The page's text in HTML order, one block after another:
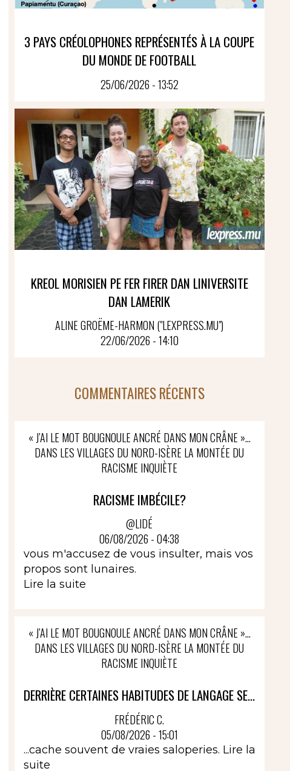
3 PAYS CRÉOLOPHONES REPRÉSENTÉS À LA COUPE
DU MONDE DE FOOTBALL
25/06/2026 - 13:52
KREOL MORISIEN PE FER FIRER DAN LINIVERSITE
DAN LAMERIK
ALINE GROËME-HARMON ("LEXPRESS.MU")
22/06/2026 - 14:10
COMMENTAIRES RÉCENTS
« J’AI LE MOT BOUGNOULE ANCRÉ DANS MON CRÂNE »…
DANS LES VILLAGES DU NORD-ISÈRE LA MONTÉE DU
RACISME INQUIÈTE
RACISME IMBÉCILE?
@LIDÉ
06/08/2026 - 04:38
vous m'accusez de vous insulter, mais vos
propos sont lunaires.
Lire la suite
« J’AI LE MOT BOUGNOULE ANCRÉ DANS MON CRÂNE »…
DANS LES VILLAGES DU NORD-ISÈRE LA MONTÉE DU
RACISME INQUIÈTE
DERRIÈRE CERTAINES HABITUDES DE LANGAGE SE...
FRÉDÉRIC C.
05/08/2026 - 15:01
...cache souvent de vraies saloperies. Lire la
suite